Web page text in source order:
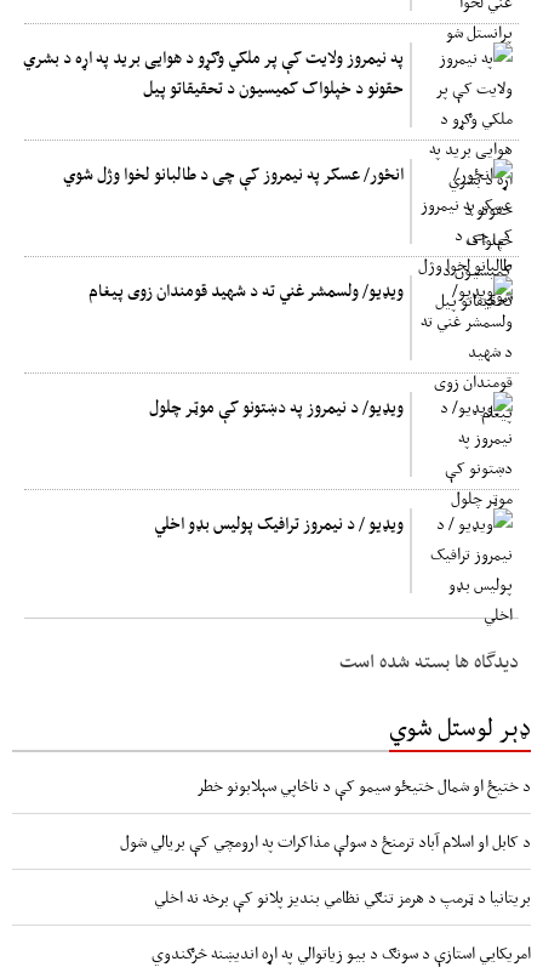
په نیمروز ولایت کې پر ملکي وګړو د هوایی برید په اړه د بشري
حقونو د خپلواک کمیسیون د تحقیقاتو پیل
انځور/ عسکر په نیمروز کې چی د طالبانو لخوا وژل شوي
ویډیو/ ولسمشر غني ته د شهید قومندان زوی پیغام
ویډیو/ د نیمروز په دښتونو کې موټر چلول
ویډیو / د نیمروز ترافیک پولیس بډو اخلي
دیدگاه ها بسته شده است
ډېر لوستل شوي
د ختیځ او شمال ختیځو سیمو کې د ناڅاپي سېلابونو خطر
د کابل او اسلام آباد ترمنځ د سولې مذاکرات په ارومچي کې بريالي شول
بریتانیا د ټرمپ د هرمز تنګي نظامي بندیز پلانو کې برخه نه اخلي
امریکايي استازې د سونګ د بیو زیاتوالي په اړه اندیښنه څرګندوي